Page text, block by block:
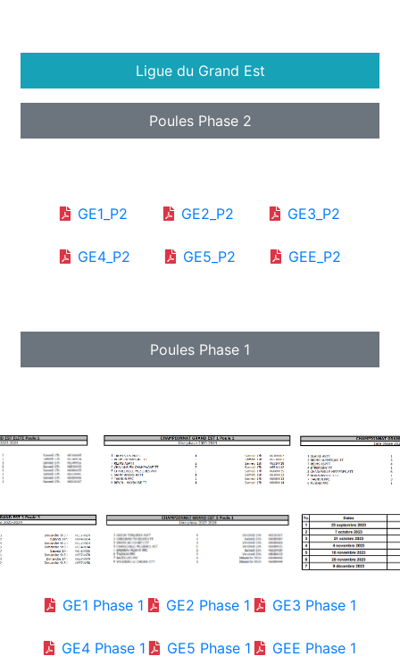
Ligue du Grand Est
Poules Phase 2
GE1_P2 GE2_P2 GE3_P2
GE4_P2 GE5_P2 GEE_P2
Poules Phase 1
GE1 Phase 1 GE2 Phase 1 GE3 Phase 1
GE4 Phase 1 GE5 Phase 1 GEE Phase 1